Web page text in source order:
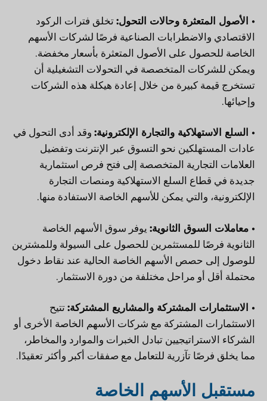
• الأصول المتعثرة وحالات التحول: تخلق فترات الركود
الاقتصادي والاضطرابات الصناعية فرصًا لشركات الأسهم
الخاصة للحصول على الأصول المتعثرة بأسعار مخفضة.
ويمكن للشركات المتخصصة في التحولات التشغيلية أن
تستخرج قيمة كبيرة من خلال إعادة هيكلة هذه الشركات
وإحيائها.
• السلع الاستهلاكية والتجارة الإلكترونية: وقد أدى التحول في
عادات المستهلكين نحو التسوق عبر الإنترنت وتفضيل
العلامات التجارية المتخصصة إلى فتح فرص استثمارية
جديدة في قطاع السلع الاستهلاكية ومنصات التجارة
الإلكترونية، والتي يمكن للأسهم الخاصة الاستفادة منها.
• معاملات السوق الثانوية: يوفر سوق الأسهم الخاصة
الثانوية فرصًا للمستثمرين للحصول على السيولة وللمشترين
للوصول إلى حصص الأسهم الخاصة الحالية عند نقاط دخول
محتملة أقل أو مراحل مختلفة من دورة الاستثمار.
• الاستثمارات المشتركة والمشاريع المشتركة: تتيح
الاستثمارات المشتركة مع شركات الأسهم الخاصة الأخرى أو
الشركاء الاستراتيجيين تبادل الخبرات والموارد والمخاطر،
مما يخلق فرصًا تآزرية للتعامل مع صفقات أكبر وأكثر تعقيدًا.
مستقبل الأسهم الخاصة